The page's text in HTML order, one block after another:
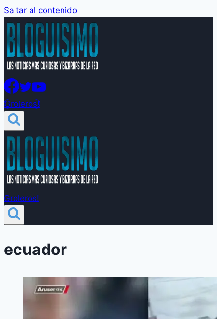
Saltar al contenido
Groleros!
Groleros!
ecuador